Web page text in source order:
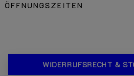
ÖFFNUNGSZEITEN
WIDERRUFSRECHT &